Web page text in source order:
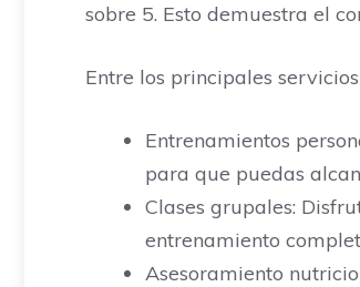
sobre 5. Esto demuestra el
Entre los principales
Entrenamientos
para que puedas
Clases grupales:
entrenamiento
Asesoramiento